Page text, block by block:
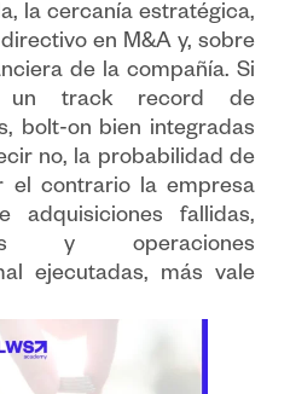
la cercanía estratégica,
en M&A y, sobre
de la compañía. Si
un track record de
bolt-on bien integradas
no, la probabilidad de
el contrario la empresa
fallidas,
y operaciones
ejecutadas, más vale